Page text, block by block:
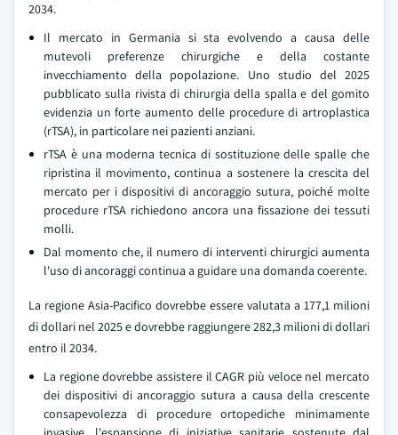
2034.
Il mercato in Germania si sta evolvendo a causa delle
mutevoli preferenze chirurgiche e della costante
invecchiamento della popolazione. Uno studio del 2025
pubblicato sulla rivista di chirurgia della spalla e del gomito
evidenzia un forte aumento delle procedure di artroplastica
(rTSA), in particolare nei pazienti anziani.
rTSA è una moderna tecnica di sostituzione delle spalle che
ripristina il movimento, continua a sostenere la crescita del
mercato per i dispositivi di ancoraggio sutura, poiché molte
procedure rTSA richiedono ancora una fissazione dei tessuti
molli.
Dal momento che, il numero di interventi chirurgici aumenta
l'uso di ancoraggi continua a guidare una domanda coerente.
La regione Asia-Pacifico dovrebbe essere valutata a 177,1 milioni
di dollari nel 2025 e dovrebbe raggiungere 282,3 milioni di dollari
entro il 2034.
La regione dovrebbe assistere il CAGR più veloce nel mercato
dei dispositivi di ancoraggio sutura a causa della crescente
consapevolezza di procedure ortopediche minimamente